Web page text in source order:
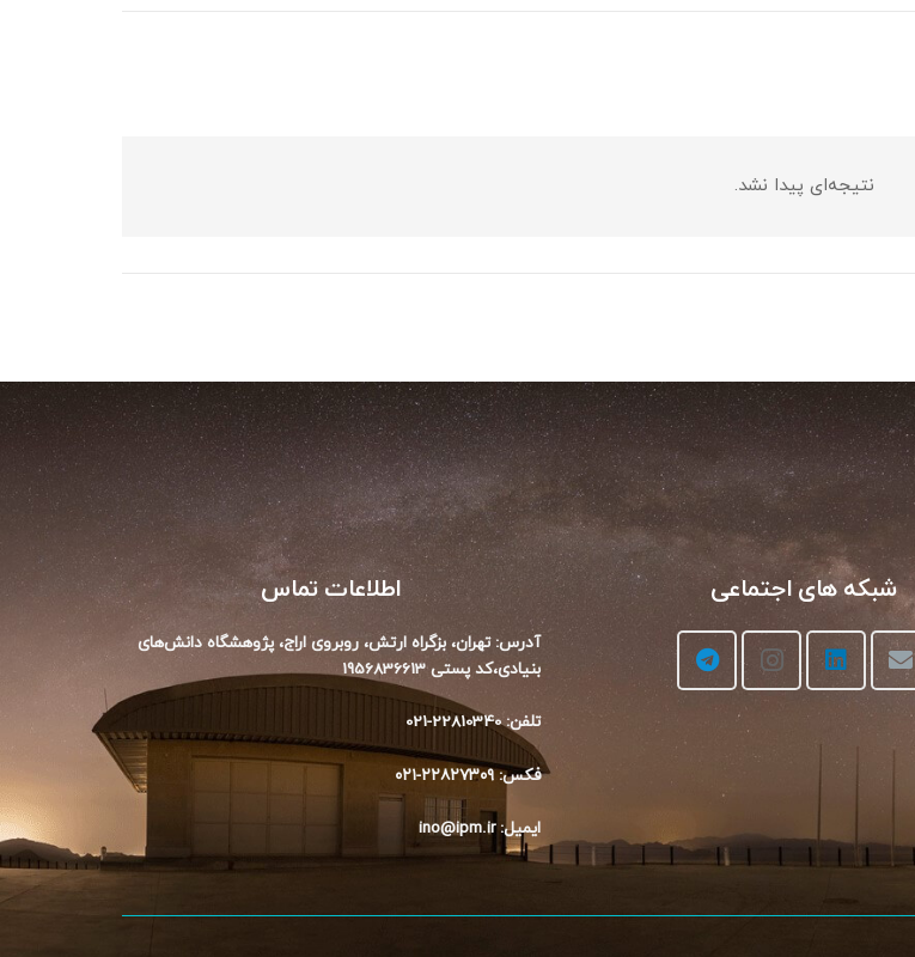
نتیجه‌ای پیدا نشد.
شبکه های اجتماعی اطلاعات تماس
آدرس: تهران، بزگراه ارتش، روبروی اراج،‌ پژوهشگاه دانش‌های
بنیادی،‌کد پستی 1956836613
تلفن: 22810340-021
فکس: ۲۲۸۲۷۳۰۹-۰۲۱
ایمیل: ino@ipm.ir